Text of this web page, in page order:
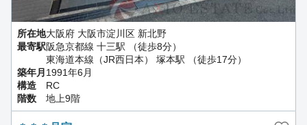
所在地大阪府 大阪市淀川区 新北野
最寄駅阪急京都線 十三駅 （徒歩8分）
東海道本線（JR西日本） 塚本駅 （徒歩17分）
築年月1991年6月
構造
RC
階数
地上9階